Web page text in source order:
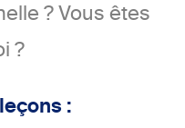
? Vous êtes
?
: